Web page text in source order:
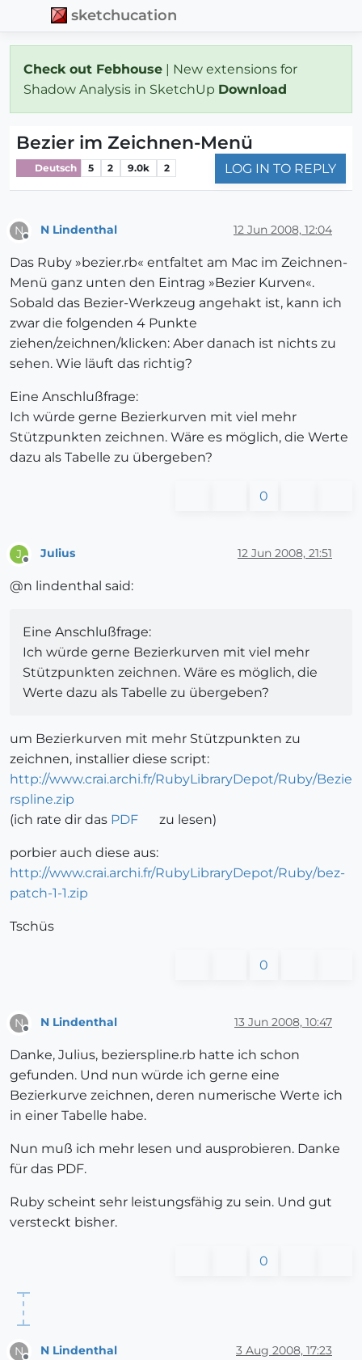
sketchucation
Check out Febhouse | New extensions for
Shadow Analysis in SketchUp Download
Bezier im Zeichnen-Menü
Deutsch 5 2 9.0k 2 LOG IN TO REPLY
N N Lindenthal 12 Jun 2008, 12:04
Das Ruby »bezier.rb« entfaltet am Mac im Zeichnen-
Menü ganz unten den Eintrag »Bezier Kurven«.
Sobald das Bezier-Werkzeug angehakt ist, kann ich
zwar die folgenden 4 Punkte
ziehen/zeichnen/klicken: Aber danach ist nichts zu
sehen. Wie läuft das richtig?
Eine Anschlußfrage:
Ich würde gerne Bezierkurven mit viel mehr
Stützpunkten zeichnen. Wäre es möglich, die Werte
dazu als Tabelle zu übergeben?
0
J Julius 12 Jun 2008, 21:51
@n lindenthal said:
Eine Anschlußfrage:
Ich würde gerne Bezierkurven mit viel mehr
Stützpunkten zeichnen. Wäre es möglich, die
Werte dazu als Tabelle zu übergeben?
um Bezierkurven mit mehr Stützpunkten zu
zeichnen, installier diese script:
http://www.crai.archi.fr/RubyLibraryDepot/Ruby/Bezie
rspline.zip
(ich rate dir das PDF zu lesen)
porbier auch diese aus:
http://www.crai.archi.fr/RubyLibraryDepot/Ruby/bez-
patch-1-1.zip
Tschüs
0
N N Lindenthal 13 Jun 2008, 10:47
Danke, Julius, bezierspline.rb hatte ich schon
gefunden. Und nun würde ich gerne eine
Bezierkurve zeichnen, deren numerische Werte ich
in einer Tabelle habe.
Nun muß ich mehr lesen und ausprobieren. Danke
für das PDF.
Ruby scheint sehr leistungsfähig zu sein. Und gut
versteckt bisher.
0
N N Lindenthal 3 Aug 2008, 17:23